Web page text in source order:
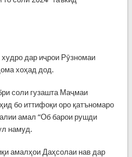
дар иҷрои Рӯзномаи
хоҳад дод.
соли гузашта Маҷмаи
бо иттифоқи оро қатъномаро
амал “Об барои рушди
намуд.
амалҳои Даҳсолаи нав дар